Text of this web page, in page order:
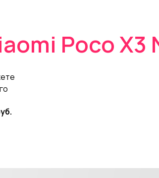
Poco X3